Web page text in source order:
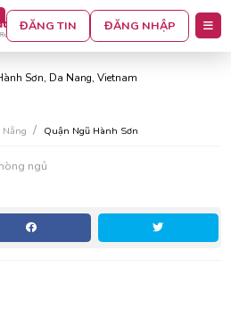
ĐĂNG TIN ĐĂNG NHẬP
mỹ đa đông 11 , ngũ
Sơn, Da Nang, Vietnam
Quận Ngũ Hành Sơn
ngủ